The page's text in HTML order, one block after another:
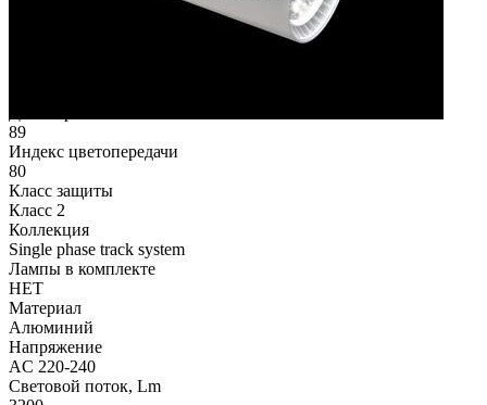
89
Индекс цветопередачи
80
Класс защиты
Класс 2
Коллекция
Single phase track system
Лампы в комплекте
НЕТ
Материал
Алюминий
Напряжение
AC 220-240
Световой поток, Lm